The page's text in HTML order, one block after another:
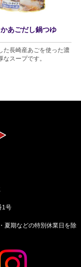
あごだし鍋つゆ
た長崎産あごを使った濃
なスープです。
1号
夏期などの特別休業日を除